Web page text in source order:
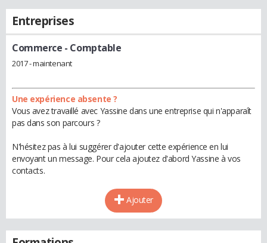
Entreprises
Commerce - Comptable
2017 - maintenant
Une expérience absente ?
Vous avez travaillé avec Yassine dans une entreprise qui n'apparaît
pas dans son parcours ?
N'hésitez pas à lui suggérer d'ajouter cette expérience en lui
envoyant un message. Pour cela ajoutez d'abord Yassine à vos
contacts.
Ajouter